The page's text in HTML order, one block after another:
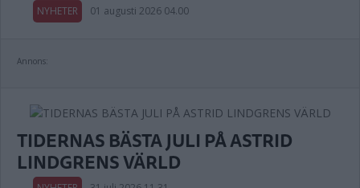
NYHETER 01 augusti 2026 04.00
Annons:
TIDERNAS BÄSTA JULI PÅ ASTRID
LINDGRENS VÄRLD